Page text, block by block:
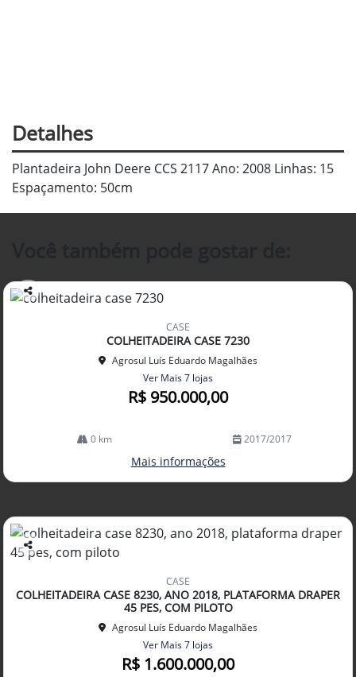
Detalhes
Plantadeira John Deere CCS 2117 Ano: 2008 Linhas: 15
Espaçamento: 50cm
Co
CASE
COLHEITADEIRA CASE 7230
Agrosul Luís Eduardo Magalhães
Ver Mais 7 lojas
R$ 950.000,00
0 km 2017/2017
Mais informações
Co
arti
lhe
CASE
COLHEITADEIRA CASE 8230, ANO 2018, PLATAFORMA DRAPER
45 PES, COM PILOTO
Agrosul Luís Eduardo Magalhães
Ver Mais 7 lojas
R$ 1.600.000,00